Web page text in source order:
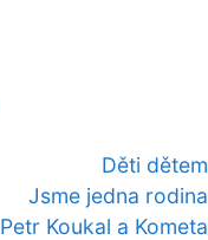
Děti dětem
Jsme jedna rodina
Petr Koukal a Kometa